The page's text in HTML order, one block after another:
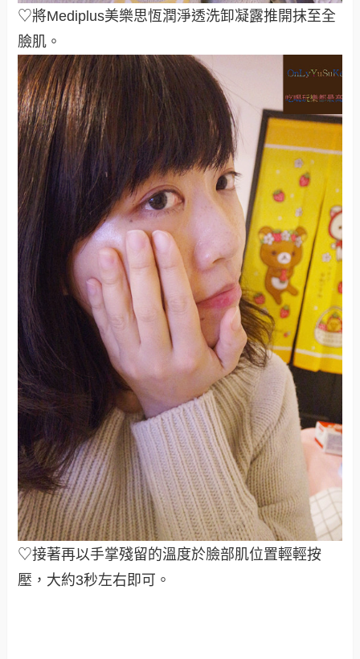
♡將Mediplus美樂思恆潤淨透洗卸凝露推開抹至全
臉肌。
♡接著再以手掌殘留的溫度於臉部肌位置輕輕按
壓，大約3秒左右即可。